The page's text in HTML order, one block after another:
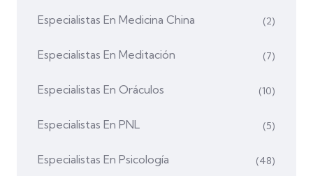
Especialistas En Medicina China (2)
Especialistas En Meditación (7)
Especialistas En Oráculos (10)
Especialistas En PNL (5)
Especialistas En Psicología (48)